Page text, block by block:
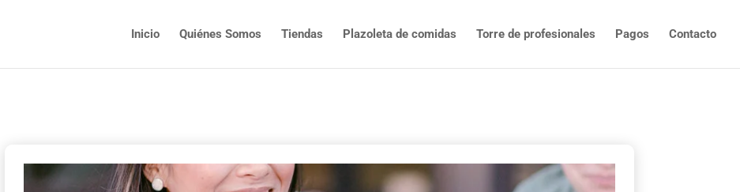
Inicio Quiénes Somos Tiendas Plazoleta de comidas Torre de profesionales Pagos Contacto